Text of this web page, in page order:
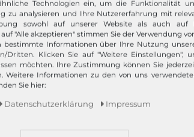
Versand!
Ihre Bestellung schnell per
Premiumversand.
Mehr dazu!
Technologien ein, um die Funktionalität
zu analysieren und Ihre Nutzererfahrung mit
sowohl auf unserer Website als auch auf
"Alle akzeptieren" stimmen Sie der Verwendung
bestimmte Informationen über Ihre Nutzung
Dritten. Klicken Sie auf "Weitere Einstellungen",
möchten. Ihre Zustimmung können Sie
Informationen zu den von uns
Sie hier:
Daten­schutz­erklärung Impressum